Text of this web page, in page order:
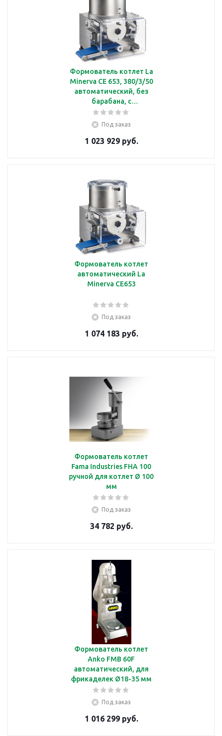
Формователь котлет La
Minerva СЕ 653, 380/3/50
автоматический, без
барабана, с
производительностью
2200 шт/ч, 380/3/50
Под заказ
1 023 929 руб.
Формователь котлет
автоматический La
Minerva CE653
Под заказ
1 074 183 руб.
Формователь котлет
Fama Industries FHA 100
ручной для котлет Ø 100
мм
Под заказ
34 782 руб.
Формователь котлет
Anko FMB 60F
автоматический, для
фрикаделек Ø18-35 мм
Под заказ
1 016 299 руб.